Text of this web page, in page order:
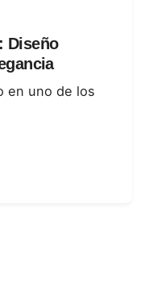
Diseño
en uno de los